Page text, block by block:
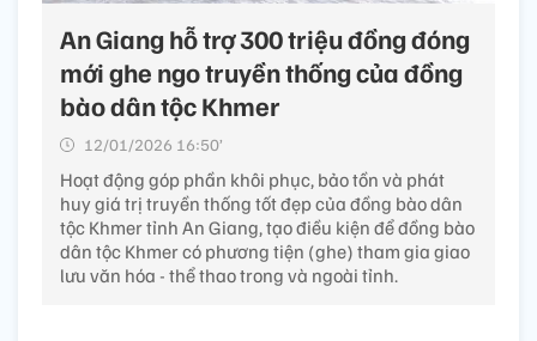
An Giang hỗ trợ 300 triệu đồng đóng
mới ghe ngo truyền thống của đồng
bào dân tộc Khmer
12/01/2026 16:50’
Hoạt động góp phần khôi phục, bảo tồn và phát
huy giá trị truyền thống tốt đẹp của đồng bào dân
tộc Khmer tỉnh An Giang, tạo điều kiện để đồng bào
dân tộc Khmer có phương tiện (ghe) tham gia giao
lưu văn hóa - thể thao trong và ngoài tỉnh.